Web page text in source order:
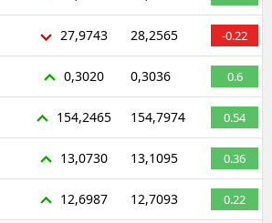
27,9743 28,2565 -0.22
0,3020 0,3036 0.6
154,2465 154,7974 0.54
13,0730 13,1095 0.36
12,6987 12,7093 0.22